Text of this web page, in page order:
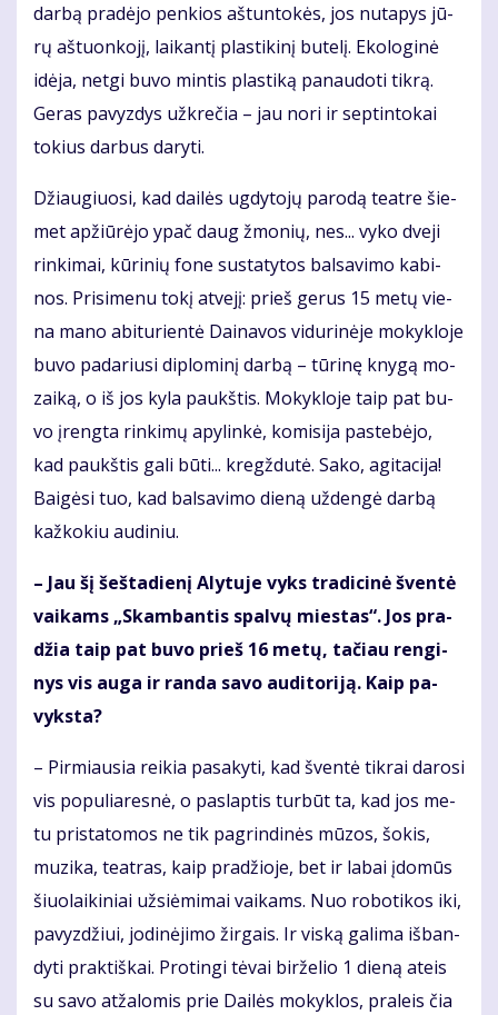
dar­bą pradėjo pen­kios aš­tun­to­kės, jos nu­ta­pys jū­
rų aš­tuon­ko­jį, lai­kan­tį plas­ti­ki­nį bu­te­lį. Eko­lo­gi­nė
idė­ja, net­gi bu­vo min­tis plas­ti­ką pa­nau­do­ti tik­rą.
Ge­ras pa­vyz­dys už­kre­čia – jau no­ri ir sep­tin­to­kai
tokius darbus da­ry­ti.
Džiau­giuo­si, kad dai­lės ug­dy­to­jų pa­ro­dą te­at­re šie­
met ap­žiū­rė­jo ypač daug žmo­nių, nes... vy­ko dve­ji
rin­ki­mai, kū­ri­nių fo­ne su­sta­ty­tos bal­sa­vi­mo ka­bi­
nos. Pri­si­me­nu to­kį at­ve­jį: prieš ge­rus 15 me­tų vie­
na ma­no abi­tu­rien­tė Dai­na­vos vi­du­ri­nė­je mo­kyk­lo­je
bu­vo pa­da­riu­si di­plo­mi­nį dar­bą – tū­ri­nę kny­gą mo­
zai­ką, o iš jos ky­la paukš­tis. Mo­kyk­lo­je taip pat bu­
vo įreng­ta rin­ki­mų apy­lin­kė, ko­mi­si­ja pa­ste­bė­jo,
kad paukš­tis ga­li bū­ti... kregž­du­tė. Sa­ko, agi­ta­ci­ja!
Bai­gė­si tuo, kad bal­sa­vi­mo die­ną už­den­gė dar­bą
kaž­ko­kiu au­di­niu.
– Jau šį šeš­ta­die­nį Aly­tu­je vyks tra­di­ci­nė šven­tė
vai­kams „Skam­ban­tis spal­vų mies­tas“. Jos pra­
džia taip pat bu­vo prieš 16 me­tų, ta­čiau ren­gi­
nys vis au­ga ir ran­da sa­vo au­di­to­ri­ją. Kaip pa­
vyks­ta?
– Pir­miau­sia rei­kia pa­sa­ky­ti, kad šven­tė tik­rai da­ro­si
vis po­pu­lia­res­nė, o pa­slap­tis tur­būt ta, kad jos me­
tu pri­sta­to­mos ne tik pagrindinės mū­zos, šo­kis,
mu­zi­ka, te­at­ras, kaip pra­džio­je, bet ir la­bai įdo­mūs
šiuo­lai­ki­niai už­si­ė­mi­mai vai­kams. Nuo ro­bo­ti­kos iki,
pa­vyz­džiui, jo­di­nė­ji­mo žir­gais. Ir vis­ką ga­li­ma iš­ban­
dy­ti prak­tiš­kai. Pro­tin­gi tė­vai bir­že­lio 1 die­ną at­eis
su sa­vo at­ža­lo­mis prie Dai­lės mo­kyk­los, pra­leis čia